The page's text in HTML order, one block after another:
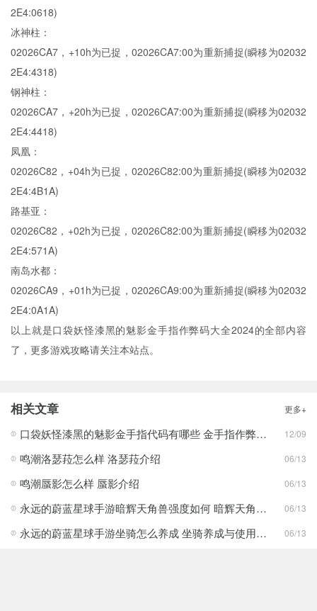
2E4:0618)
冰神柱：
02026CA7，+10h为已捉，02026CA7:00为重新捕捉(瞬移为02032
2E4:4318)
钢神柱：
02026CA7，+20h为已捉，02026CA7:00为重新捕捉(瞬移为02032
2E4:4418)
凤凰：
02026C82，+04h为已捉，02026C82:00为重新捕捉(瞬移为02032
2E4:4B1A)
路基亚：
02026C82，+02h为已捉，02026C82:00为重新捕捉(瞬移为02032
2E4:571A)
南岛水都：
02026CA9，+01h为已捉，02026CA9:00为重新捕捉(瞬移为02032
2E4:0A1A)
以上就是口袋妖怪漆黑的魅影金手指作弊码大全2024的全部内容
了，更多游戏攻略请关注本站点。
相关文章 更多+
口袋妖怪漆黑的魅影金手指代码有哪些 金手指作弊码大全2026 12/09
鸣潮洛瑟菈怎么样 洛瑟菈介绍 06/13
鸣潮蜃影怎么样 蜃影介绍 06/13
永远的蔚蓝星球手游暗辉天角兽强度如何 暗辉天角兽核心机制解析 06/13
永远的蔚蓝星球手游坐骑怎么养成 坐骑养成与使用建议 06/13